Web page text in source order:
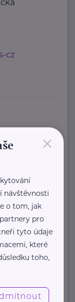
cz
×
návštěvnosti
o tom, jak
pro
tyto údaje
které
toho,